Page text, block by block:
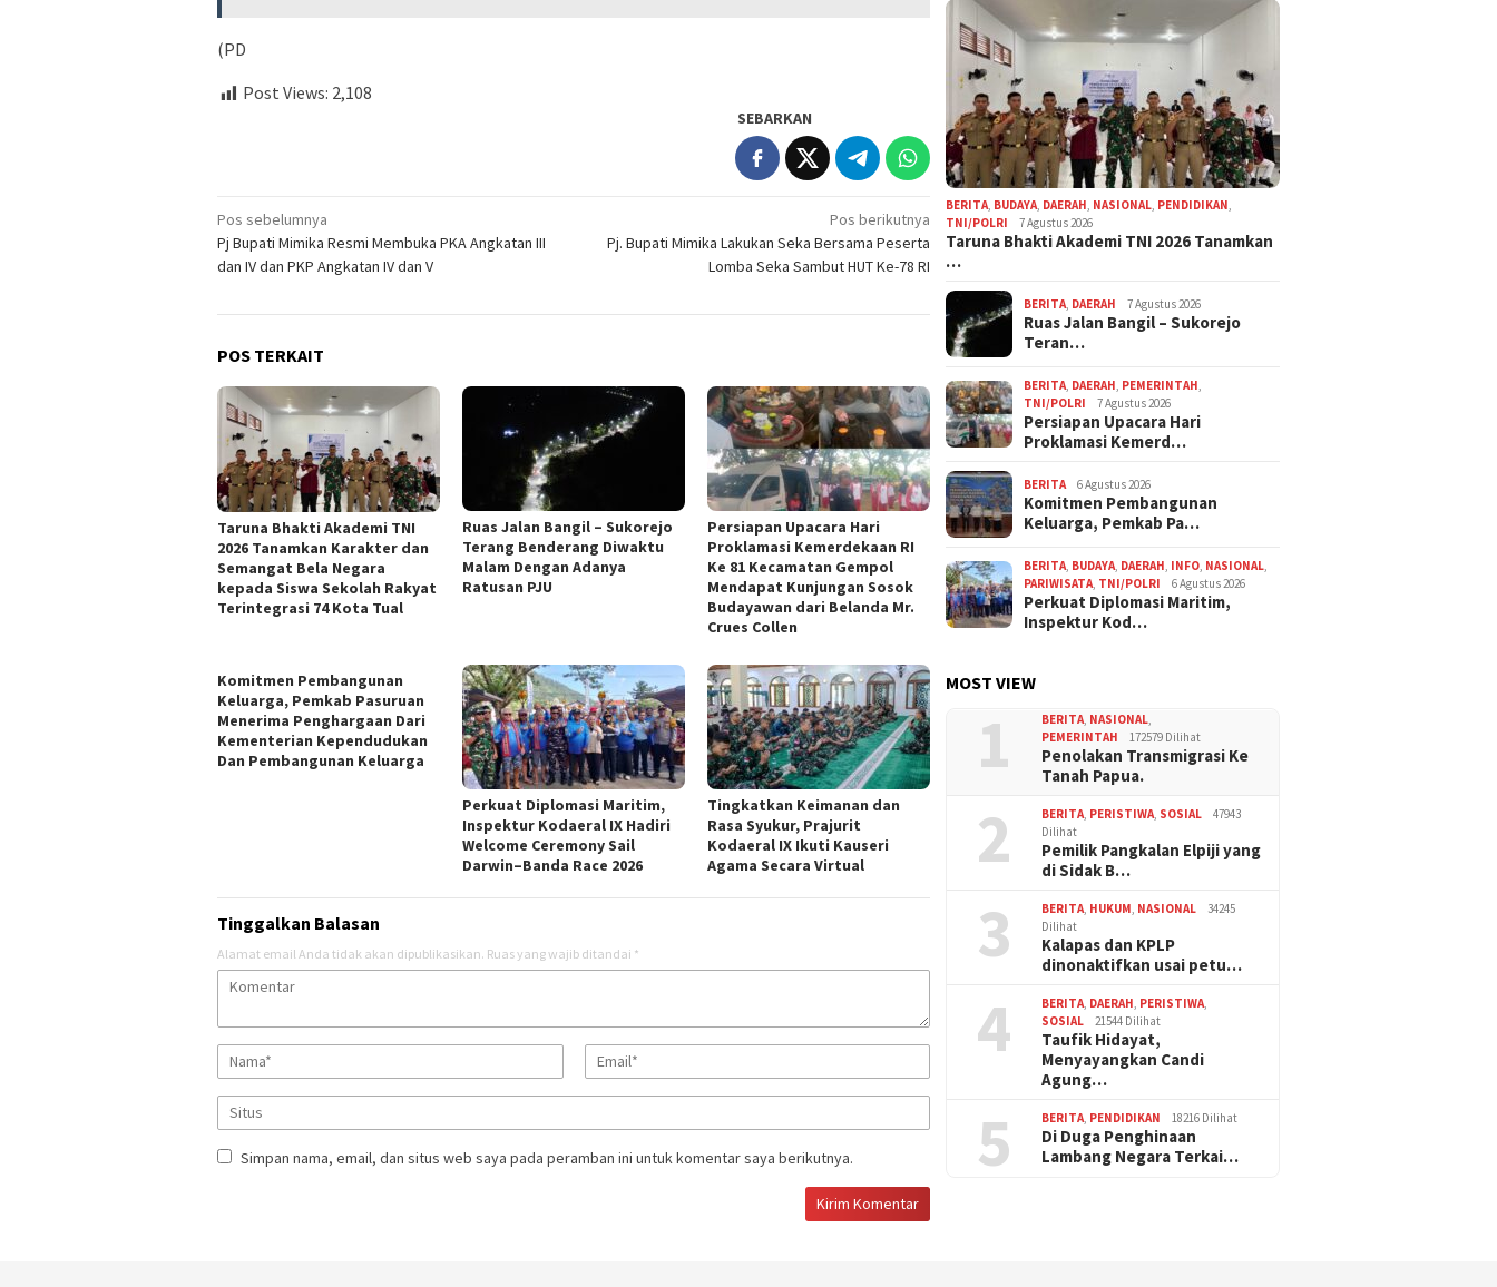
(PD
Post Views: 2,108
SEBARKAN
Navigasi
pos
Pos sebelumnya
Pj Bupati Mimika Resmi Membuka PKA Angkatan III
dan IV dan PKP Angkatan IV dan V
Pos berikutnya
Pj. Bupati Mimika Lakukan Seka Bersama Peserta
Lomba Seka Sambut HUT Ke-78 RI
POS TERKAIT
Taruna Bhakti Akademi TNI
2026 Tanamkan Karakter dan
Semangat Bela Negara
kepada Siswa Sekolah Rakyat
Terintegrasi 74 Kota Tual
Ruas Jalan Bangil – Sukorejo
Terang Benderang Diwaktu
Malam Dengan Adanya
Ratusan PJU
Persiapan Upacara Hari
Proklamasi Kemerdekaan RI
Ke 81 Kecamatan Gempol
Mendapat Kunjungan Sosok
Budayawan dari Belanda Mr.
Crues Collen
Komitmen Pembangunan
Keluarga, Pemkab Pasuruan
Menerima Penghargaan Dari
Kementerian Kependudukan
Dan Pembangunan Keluarga
Perkuat Diplomasi Maritim,
Inspektur Kodaeral IX Hadiri
Welcome Ceremony Sail
Darwin–Banda Race 2026
Tingkatkan Keimanan dan
Rasa Syukur, Prajurit
Kodaeral IX Ikuti Kauseri
Agama Secara Virtual
Tinggalkan Balasan
Alamat email Anda tidak akan dipublikasikan. Ruas yang wajib ditandai *
Simpan nama, email, dan situs web saya pada peramban ini untuk komentar saya berikutnya.
BERITA, BUDAYA, DAERAH, NASIONAL, PENDIDIKAN,
TNI/POLRI
7 Agustus 2026
Taruna Bhakti Akademi TNI 2026 Tanamkan
…
BERITA, DAERAH 7 Agustus 2026
Ruas Jalan Bangil – Sukorejo
Teran…
BERITA, DAERAH, PEMERINTAH,
TNI/POLRI
7 Agustus 2026
Persiapan Upacara Hari
Proklamasi Kemerd…
BERITA 6 Agustus 2026
Komitmen Pembangunan
Keluarga, Pemkab Pa…
BERITA, BUDAYA, DAERAH, INFO, NASIONAL,
PARIWISATA, TNI/POLRI 6 Agustus 2026
Perkuat Diplomasi Maritim,
Inspektur Kod…
MOST VIEW
1 BERITA, NASIONAL,
PEMERINTAH
172579 Dilihat
Penolakan Transmigrasi Ke
Tanah Papua.
2 BERITA, PERISTIWA, SOSIAL
47943
Dilihat
Pemilik Pangkalan Elpiji yang
di Sidak B…
3 BERITA, HUKUM, NASIONAL
34245
Dilihat
Kalapas dan KPLP
dinonaktifkan usai petu…
4 BERITA, DAERAH, PERISTIWA,
SOSIAL
21544 Dilihat
Taufik Hidayat,
Menyayangkan Candi
Agung…
5 BERITA, PENDIDIKAN 18216 Dilihat
Di Duga Penghinaan
Lambang Negara Terkai…